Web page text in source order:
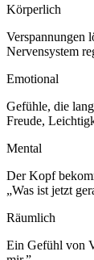
Körperlich
Verspannungen
Nervensystem
Emotional
Gefühle, die
Freude,
Mental
Der Kopf
„Was ist jetzt
Räumlich
Ein Gefühl von